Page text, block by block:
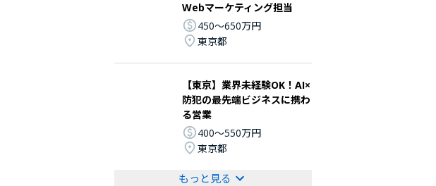
Webマーケティング担当
450〜650万円
東京都
【東京】業界未経験OK！AI×
防犯の最先端ビジネスに携わ
る営業
400〜550万円
東京都
もっと見る